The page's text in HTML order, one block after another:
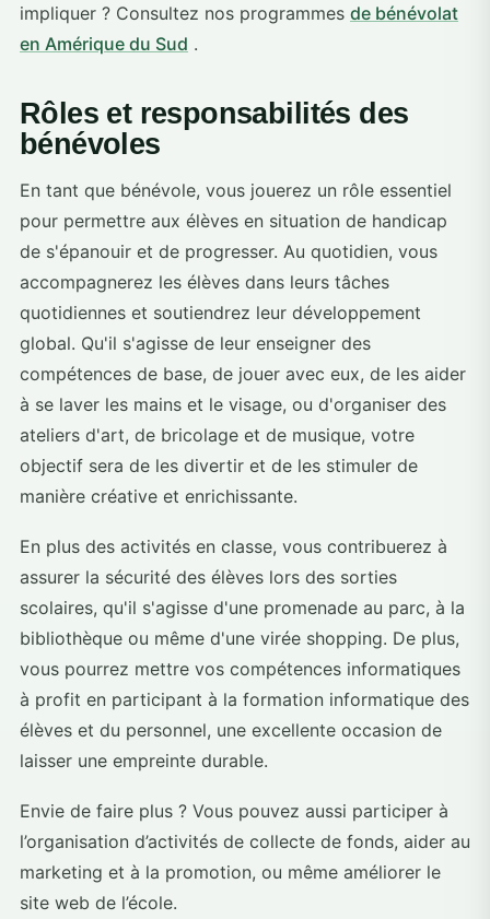
impliquer ? Consultez nos programmes de bénévolat
en Amérique du Sud .
Rôles et responsabilités des
bénévoles
En tant que bénévole, vous jouerez un rôle essentiel
pour permettre aux élèves en situation de handicap
de s'épanouir et de progresser. Au quotidien, vous
accompagnerez les élèves dans leurs tâches
quotidiennes et soutiendrez leur développement
global. Qu'il s'agisse de leur enseigner des
compétences de base, de jouer avec eux, de les aider
à se laver les mains et le visage, ou d'organiser des
ateliers d'art, de bricolage et de musique, votre
objectif sera de les divertir et de les stimuler de
manière créative et enrichissante.
En plus des activités en classe, vous contribuerez à
assurer la sécurité des élèves lors des sorties
scolaires, qu'il s'agisse d'une promenade au parc, à la
bibliothèque ou même d'une virée shopping. De plus,
vous pourrez mettre vos compétences informatiques
à profit en participant à la formation informatique des
élèves et du personnel, une excellente occasion de
laisser une empreinte durable.
Envie de faire plus ? Vous pouvez aussi participer à
l’organisation d’activités de collecte de fonds, aider au
marketing et à la promotion, ou même améliorer le
site web de l’école.